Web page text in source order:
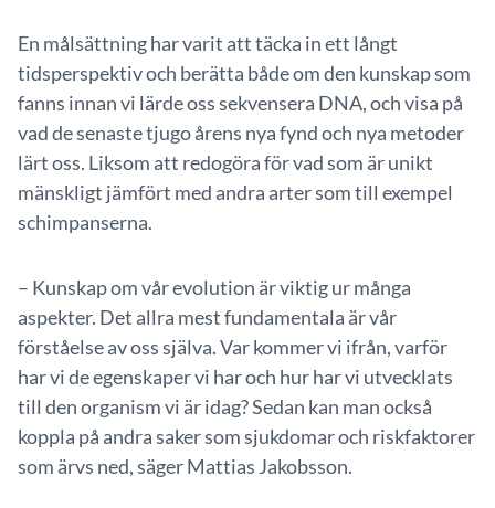
En målsättning har varit att täcka in ett långt
tidsperspektiv och berätta både om den kunskap som
fanns innan vi lärde oss sekvensera DNA, och visa på
vad de senaste tjugo årens nya fynd och nya metoder
lärt oss. Liksom att redogöra för vad som är unikt
mänskligt jämfört med andra arter som till exempel
schimpanserna.
– Kunskap om vår evolution är viktig ur många
aspekter. Det allra mest fundamentala är vår
förståelse av oss själva. Var kommer vi ifrån, varför
har vi de egenskaper vi har och hur har vi utvecklats
till den organism vi är idag? Sedan kan man också
koppla på andra saker som sjukdomar och riskfaktorer
som ärvs ned, säger Mattias Jakobsson.